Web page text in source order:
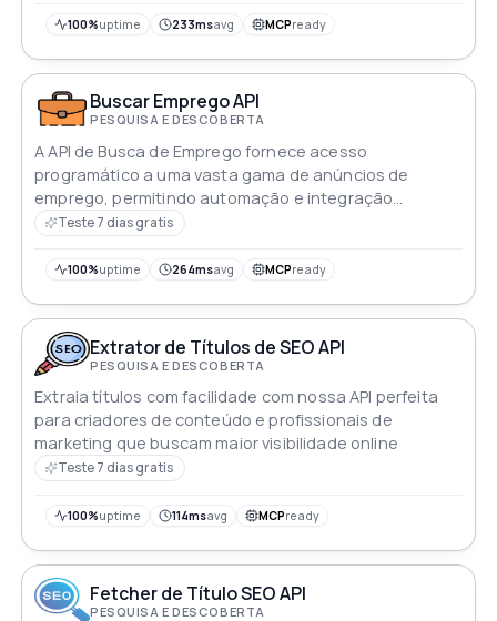
100%uptime 233msavg MCPready
Buscar Emprego API
PESQUISA E DESCOBERTA
A API de Busca de Emprego fornece acesso
programático a uma vasta gama de anúncios de
emprego, permitindo automação e integração
perfeitas em suas aplicações
Teste 7 dias gratis
100%uptime 264msavg MCPready
Extrator de Títulos de SEO API
PESQUISA E DESCOBERTA
Extraia títulos com facilidade com nossa API perfeita
para criadores de conteúdo e profissionais de
marketing que buscam maior visibilidade online
Teste 7 dias gratis
100%uptime 114msavg MCPready
Fetcher de Título SEO API
PESQUISA E DESCOBERTA